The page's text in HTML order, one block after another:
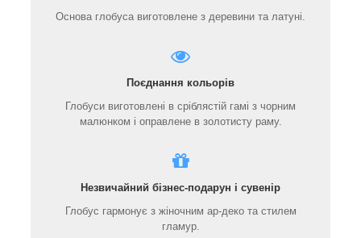
Основа глобуса виготовлене з деревини та латуні.
Поєднання кольорів
Глобуси виготовлені в сріблястій гамі з чорним
малюнком і оправлене в золотисту раму.
Незвичайний бізнес-подарун і сувенір
Глобус гармонує з жіночним ар-деко та стилем
гламур.